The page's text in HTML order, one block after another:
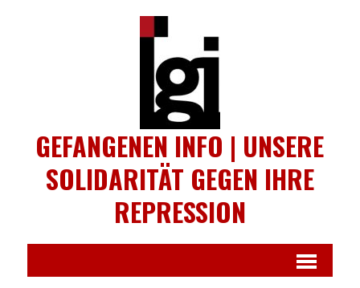
GEFANGENEN INFO | UNSERE
SOLIDARITÄT GEGEN IHRE
REPRESSION